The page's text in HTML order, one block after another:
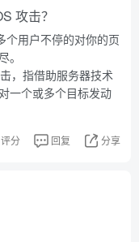
攻击？
个用户不停的对你的页
。
，指借助服务器技术
一个或多个目标发动
评分 回复 分享